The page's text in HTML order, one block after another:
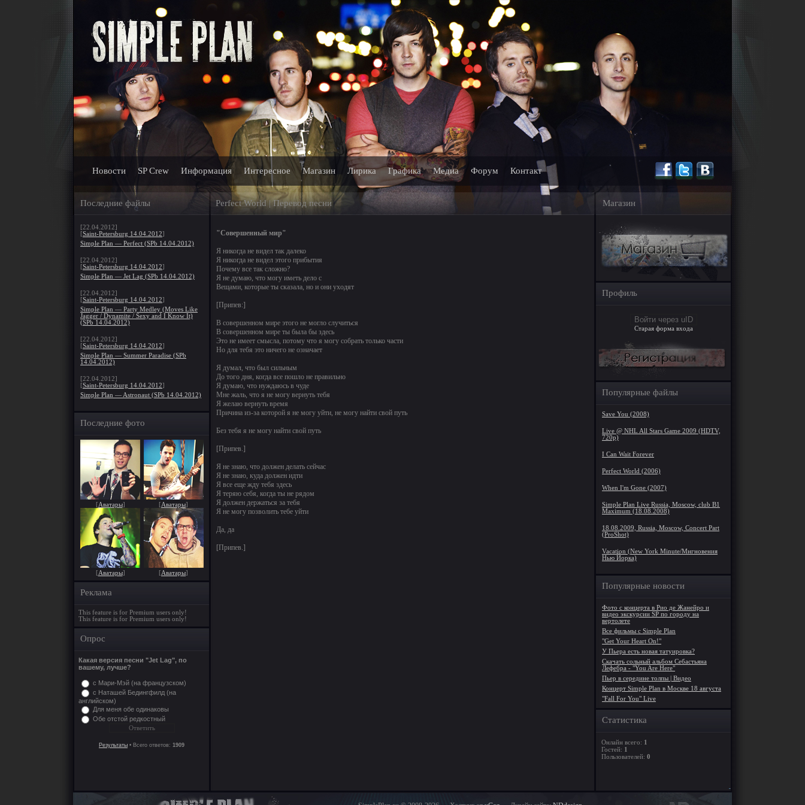
Новости SP Crew Информация Интересное Магазин Лирика Графика Медиа Форум Контакт
Последние файлы Perfect World | Перевод песни Магазин
[22.04.2012]
[Saint-Petersburg 14.04.2012]
Simple Plan — Perfect (SPb 14.04.2012)
[22.04.2012]
[Saint-Petersburg 14.04.2012]
Simple Plan — Jet Lag (SPb 14.04.2012)
[22.04.2012]
[Saint-Petersburg 14.04.2012]
Simple Plan — Party Medley (Moves Like
Jagger / Dynamite / Sexy and I Know It)
(SPb 14.04.2012)
[22.04.2012]
[Saint-Petersburg 14.04.2012]
Simple Plan — Summer Paradise (SPb
14.04.2012)
[22.04.2012]
[Saint-Petersburg 14.04.2012]
Simple Plan — Astronaut (SPb 14.04.2012)
Последние фото
[Аватары] [Аватары]
[Аватары] [Аватары]
Реклама
This feature is for Premium users only!
This feature is for Premium users only!
Опрос
Какая версия песни "Jet Lag", по
вашему, лучше?
с Мари-Мэй (на французском)
с Наташей Бедингфилд (на
английском)
Для меня обе одинаковы
Обе отстой редкостный
Результаты • Всего ответов: 1909
"Совершенный мир"
Я никогда не видел так далеко
Я никогда не видел этого прибытия
Почему все так сложно?
Я не думаю, что могу иметь дело с
Вещами, которые ты сказала, но и они уходят
[Припев:]
В совершенном мире этого не могло случиться
В совершенном мире ты была бы здесь
Это не имеет смысла, потому что я могу собрать только части
Но для тебя это ничего не означает
Я думал, что был сильным
До того дня, когда все пошло не правильно
Я думаю, что нуждаюсь в чуде
Мне жаль, что я не могу вернуть тебя
Я желаю вернуть время
Причина из-за которой я не могу уйти, не могу найти свой путь
Без тебя я не могу найти свой путь
[Припев.]
Я не знаю, что должен делать сейчас
Я не знаю, куда должен идти
Я все еще жду тебя здесь
Я теряю себя, когда ты не рядом
Я должен держаться за тебя
Я не могу позволить тебе уйти
Да, да
[Припев.]
Профиль
Войти через uID
Старая форма входа
Популярные файлы
Save You (2008)
Live @ NHL All Stars Game 2009 (HDTV,
720p)
I Can Wait Forever
Perfect World (2006)
When I'm Gone (2007)
Simple Plan Live Russia, Moscow, club B1
Maximum (18.08.2008)
18.08.2009, Russia, Moscow, Concert Part
(ProShot)
Vacation (New York Minute/Мнгновения
Нью Йорка)
Популярные новости
Фото с концерта в Рио де Жанейро и
видео экскурсии SP по городу на
вертолете
Все фильмы с Simple Plan
"Get Your Heart On!"
У Пьера есть новая татуировка?
Скачать сольный альбом Себастьяна
Лефебра - "You Are Here"
Пьер в середине толпы | Видео
Концерт Simple Plan в Москве 18 августа
"Fall For You" Live
Статистика
Онлайн всего: 1
Гостей: 1
Пользователей: 0